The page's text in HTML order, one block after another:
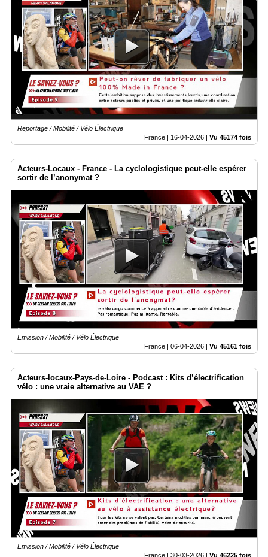
Reportage / Mobilité / Vélo Électrique
France | 16-04-2026 | Vu 45174 fois
Acteurs-Locaux - France - La cyclologistique peut-elle espérer
sortir de l’anonymat ?
Emission / Mobilité / Vélo Électrique
France | 06-04-2026 | Vu 45161 fois
Acteurs-locaux-Pays-de-Loire - Podcast : Kits d’électrification
vélo : une vraie alternative au VAE ?
Emission / Mobilité / Vélo Électrique
France | 30-03-2026 Vu 46225 fois